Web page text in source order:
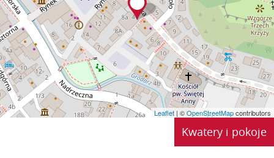
Leaflet | ©OpenStreetMapcontributors
Kwatery i pokoje